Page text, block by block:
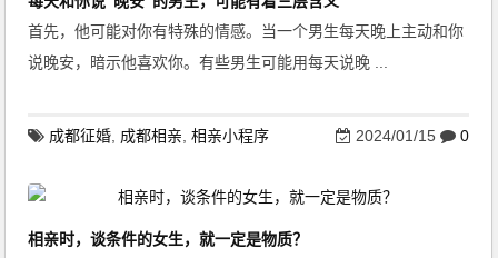
首先，他可能对你有特殊的情感。当一个男生每天晚上主动和你
说晚安，暗示他喜欢你。有些男生可能用每天说晚 ...
成都征婚 成都相亲 ,相亲小程序 2024/01/15 0
相亲时，谈条件的女生，就一定是物质？